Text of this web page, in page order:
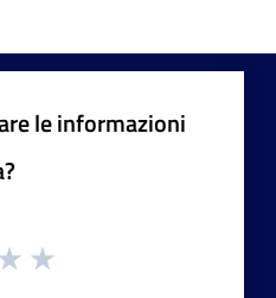
le informazioni